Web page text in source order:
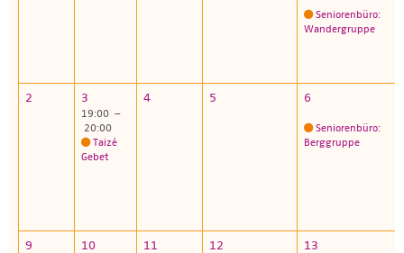
Seniorenbüro:
Wandergruppe
2 3
19:00 –
20:00
Taizé
Gebet
4 5 6
Seniorenbüro:
Berggruppe
9 10 11 12 13